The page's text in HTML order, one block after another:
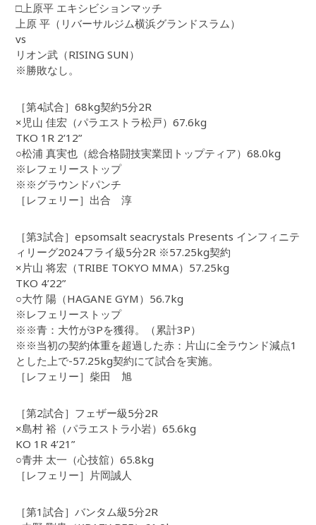
□上原平 エキシビションマッチ
上原 平（リバーサルジム横浜グランドスラム）
vs
リオン武（RISING SUN）
※勝敗なし。
［第4試合］68kg契約5分2R
×児山 佳宏（パラエストラ松戸）67.6kg
TKO 1R 2’12”
○松浦 真実也（総合格闘技実業団トップティア）68.0kg
※レフェリーストップ
※※グラウンドパンチ
［レフェリー］出合 淳
［第3試合］epsomsalt seacrystals Presents インフィニテ
ィリーグ2024フライ級5分2R ※57.25kg契約
×片山 将宏（TRIBE TOKYO MMA）57.25kg
TKO 4’22”
○大竹 陽（HAGANE GYM）56.7kg
※レフェリーストップ
※※青：大竹が3Pを獲得。（累計3P）
※※当初の契約体重を超過した赤：片山に全ラウンド減点1
とした上で-57.25kg契約にて試合を実施。
［レフェリー］柴田 旭
［第2試合］フェザー級5分2R
×島村 裕（パラエストラ小岩）65.6kg
KO 1R 4’21”
○青井 太一（心技舘）65.8kg
［レフェリー］片岡誠人
［第1試合］バンタム級5分2R